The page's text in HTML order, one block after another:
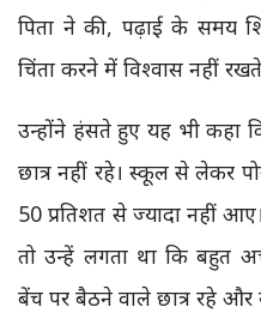
पिता ने की, पढ़ाई के समय
चिंता करने में विश्वास नहीं
उन्होंने हंसते हुए यह भी कहा
छात्र नहीं रहे। स्कूल से लेकर
50 प्रतिशत से ज्यादा नहीं
तो उन्हें लगता था कि बहुत
बेंच पर बैठने वाले छात्र रहे